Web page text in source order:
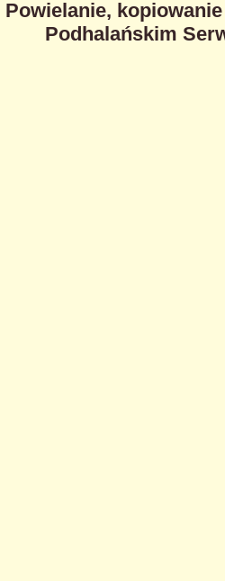
Powielanie,
Podhalańskim